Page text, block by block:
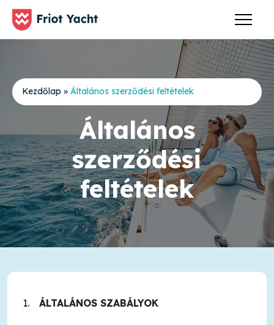
Kezdőlap » Általános szerződési feltételek
Általános
szerződési
feltételek
ÁLTALÁNOS SZABÁLYOK